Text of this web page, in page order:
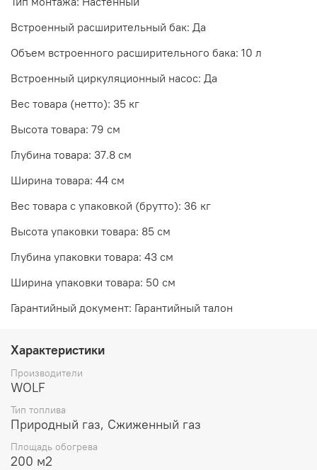
Встроенный расширительный бак: Да
Объем встроенного расширительного бака: 10 л
Встроенный циркуляционный насос: Да
Вес товара (нетто): 35 кг
Высота товара: 79 см
Глубина товара: 37.8 см
Ширина товара: 44 см
Вес товара с упаковкой (брутто): 36 кг
Высота упаковки товара: 85 см
Глубина упаковки товара: 43 см
Ширина упаковки товара: 50 см
Гарантийный документ: Гарантийный талон
Характеристики
Производители
WOLF
Тип топлива
Природный газ, Сжиженный газ
Площадь обогрева
200 м2